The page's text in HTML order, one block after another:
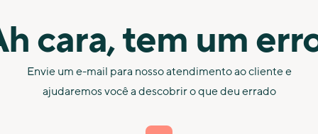
cara, tem um
Envie um e-mail para nosso atendimento ao cliente e
ajudaremos você a descobrir o que deu errado